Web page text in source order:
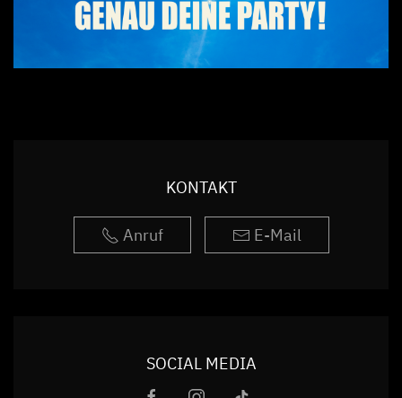
KONTAKT
Anruf E-Mail
SOCIAL MEDIA